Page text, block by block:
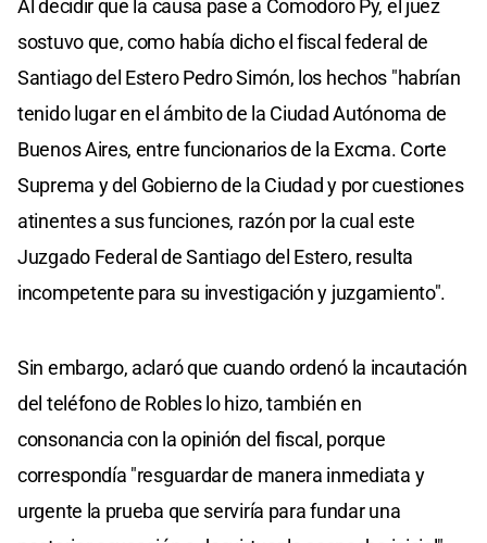
Al decidir que la causa pase a Comodoro Py, el juez
sostuvo que, como había dicho el fiscal federal de
Santiago del Estero Pedro Simón, los hechos "habrían
tenido lugar en el ámbito de la Ciudad Autónoma de
Buenos Aires, entre funcionarios de la Excma. Corte
Suprema y del Gobierno de la Ciudad y por cuestiones
atinentes a sus funciones, razón por la cual este
Juzgado Federal de Santiago del Estero, resulta
incompetente para su investigación y juzgamiento".
Sin embargo, aclaró que cuando ordenó la incautación
del teléfono de Robles lo hizo, también en
consonancia con la opinión del fiscal, porque
correspondía "resguardar de manera inmediata y
urgente la prueba que serviría para fundar una